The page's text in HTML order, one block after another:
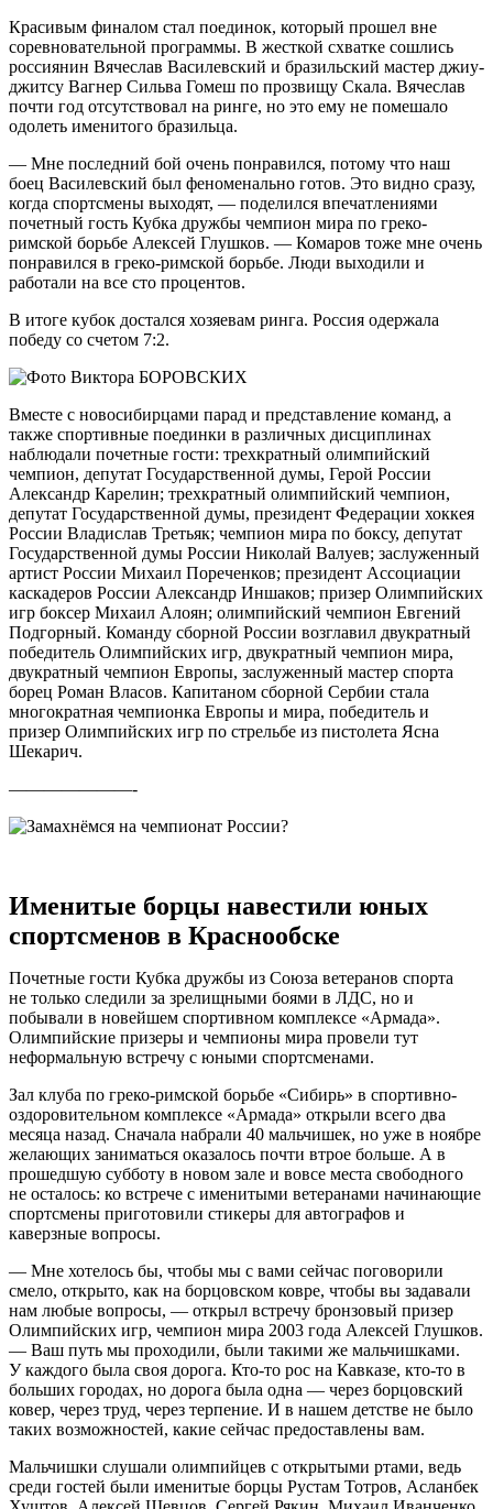
Красивым финалом стал поединок, который прошел вне
соревновательной программы. В жесткой схватке сошлись
россиянин Вячеслав Василевский и бразильский мастер джиу-
джитсу Вагнер Сильва Гомеш по прозвищу Скала. Вячеслав
почти год отсутствовал на ринге, но это ему не помешало
одолеть именитого бразильца.
— Мне последний бой очень понравился, потому что наш
боец Василевский был феноменально готов. Это видно сразу,
когда спортсмены выходят, — поделился впечатлениями
почетный гость Кубка дружбы чемпион мира по греко-
римской борьбе Алексей Глушков. — Комаров тоже мне очень
понравился в греко-римской борьбе. Люди выходили и
работали на все сто процентов.
В итоге кубок достался хозяевам ринга. Россия одержала
победу со счетом 7:2.
Вместе с новосибирцами парад и представление команд, а
также спортивные поединки в различных дисциплинах
наблюдали почетные гости: трехкратный олимпийский
чемпион, депутат Государственной думы, Герой России
Александр Карелин; трехкратный олимпийский чемпион,
депутат Государственной думы, президент Федерации хоккея
России Владислав Третьяк; чемпион мира по боксу, депутат
Государственной думы России Николай Валуев; заслуженный
артист России Михаил Пореченков; президент Ассоциации
каскадеров России Александр Иншаков; призер Олимпийских
игр боксер Михаил Алоян; олимпийский чемпион Евгений
Подгорный. Команду сборной России возглавил двукратный
победитель Олимпийских игр, двукратный чемпион мира,
двукратный чемпион Европы, заслуженный мастер спорта
борец Роман Власов. Капитаном сборной Сербии стала
многократная чемпионка Европы и мира, победитель и
призер Олимпийских игр по стрельбе из пистолета Ясна
Шекарич.
———————-
Именитые борцы навестили юных
спортсменов в Краснообске
Почетные гости Кубка дружбы из Союза ветеранов спорта
не только следили за зрелищными боями в ЛДС, но и
побывали в новейшем спортивном комплексе «Армада».
Олимпийские призеры и чемпионы мира провели тут
неформальную встречу с юными спортсменами.
Зал клуба по греко-римской борьбе «Сибирь» в спортивно-
оздоровительном комплексе «Армада» открыли всего два
месяца назад. Сначала набрали 40 мальчишек, но уже в ноябре
желающих заниматься оказалось почти втрое больше. А в
прошедшую субботу в новом зале и вовсе места свободного
не осталось: ко встрече с именитыми ветеранами начинающие
спортсмены приготовили стикеры для автографов и
каверзные вопросы.
— Мне хотелось бы, чтобы мы с вами сейчас поговорили
смело, открыто, как на борцовском ковре, чтобы вы задавали
нам любые вопросы, — открыл встречу бронзовый призер
Олимпийских игр, чемпион мира 2003 года Алексей Глушков.
— Ваш путь мы проходили, были такими же мальчишками.
У каждого была своя дорога. Кто-то рос на Кавказе, кто-то в
больших городах, но дорога была одна — через борцовский
ковер, через труд, через терпение. И в нашем детстве не было
таких возможностей, какие сейчас предоставлены вам.
Мальчишки слушали олимпийцев с открытыми ртами, ведь
среди гостей были именитые борцы Рустам Тотров, Асланбек